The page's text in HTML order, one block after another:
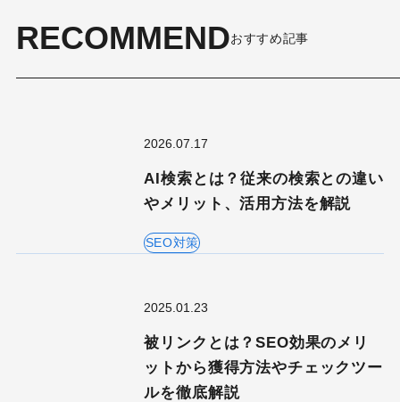
RECOMMENDおすすめ記事
2026.07.17
AI検索とは？従来の検索との違い
やメリット、活用方法を解説
SEO対策
2025.01.23
被リンクとは？SEO効果のメリ
ットから獲得方法やチェックツー
ルを徹底解説